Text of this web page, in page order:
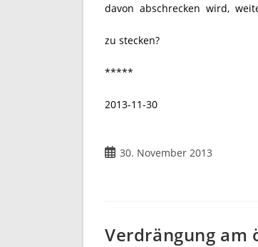
davon abschrecken wird,
zu stecken?
*****
2013-11-30
30. November 2013
Verdrängung